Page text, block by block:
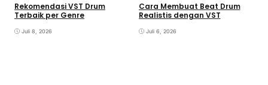
Rekomendasi VST Drum
Terbaik per Genre
Juli 8, 2026
Cara Membuat Beat Drum
Realistis dengan VST
Juli 6, 2026